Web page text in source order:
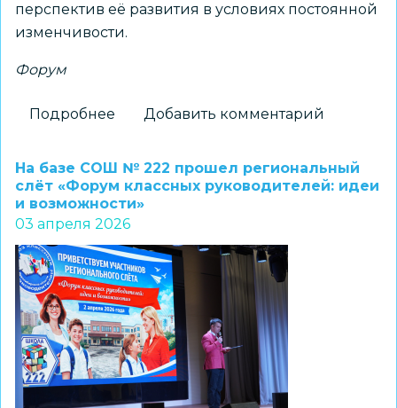
перспектив её развития в условиях постоянной
изменчивости.
Форум
Подробнее
развивать
блог
в
условиях
изменчивости
обсудили
на
Сибирском
коммуникационном
форуме
«НовоПиарск»
Добавить комментарий
На базе СОШ № 222 прошел региональный
слёт «Форум классных руководителей: идеи
и возможности»
03 апреля 2026